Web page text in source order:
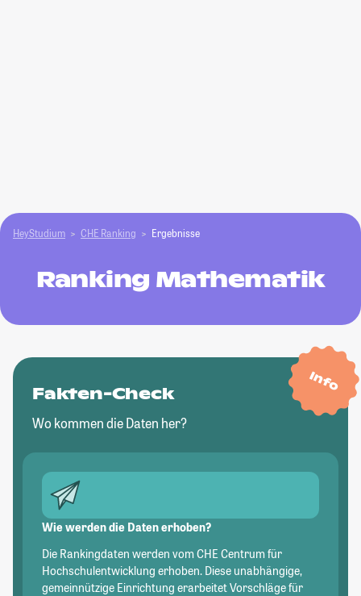
HeyStudium CHE Ranking Ergebnisse
Ranking Mathematik
Info
Fakten-Check
Wo kommen die Daten her?
Wie werden die Daten erhoben?
Die Rankingdaten werden vom CHE Centrum für
Hochschulentwicklung erhoben. Diese unabhängige,
gemeinnützige Einrichtung erarbeitet Vorschläge für